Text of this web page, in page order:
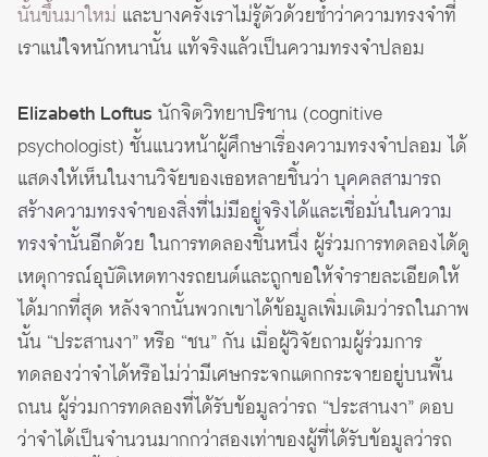
นั้นขึ้นมาใหม่ และบางครั้งเราไม่รู้ตัวด้วยซ้ำว่าความทรงจำที่
เราแน่ใจหนักหนานั้น แท้จริงแล้วเป็นความทรงจำปลอม
Elizabeth Loftus นักจิตวิทยาปริชาน (cognitive
psychologist) ชั้นแนวหน้าผู้ศึกษาเรื่องความทรงจำปลอม ได้
แสดงให้เห็นในงานวิจัยของเธอหลายชิ้นว่า บุคคลสามารถ
สร้างความทรงจำของสิ่งที่ไม่มีอยู่จริงได้และเชื่อมั่นในความ
ทรงจำนั้นอีกด้วยในการทดลองชิ้นหนึ่ง ผู้ร่วมการทดลองได้ดู
เหตุการณ์อุบัติเหตทางรถยนต์และถูกขอให้จำรายละเอียดให้
ได้มากที่สุด หลังจากนั้นพวกเขาได้ข้อมูลเพิ่มเติมว่ารถในภาพ
นั้น “ประสานงา” หรือ “ชน” กัน เมื่อผู้วิจัยถามผู้ร่วมการ
ทดลองว่าจำได้หรือไม่ว่ามีเศษกระจกแตกกระจายอยู่บนพื้น
ถนน ผู้ร่วมการทดลองที่ได้รับข้อมูลว่ารถ “ประสานงา” ตอบ
ว่าจำได้เป็นจำนวนมากกว่าสองเท่าของผู้ที่ได้รับข้อมูลว่ารถ